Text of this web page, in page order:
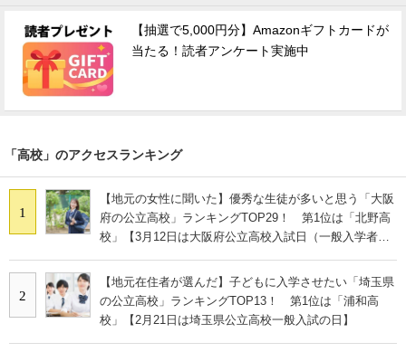
【抽選で5,000円分】Amazonギフトカードが
当たる！読者アンケート実施中
「高校」のアクセスランキング
1
【地元の女性に聞いた】優秀な生徒が多いと思う「大阪
府の公立高校」ランキングTOP29！ 第1位は「北野高
校」【3月12日は大阪府公立高校入試日（一般入学者選
2
【地元在住者が選んだ】子どもに入学させたい「埼玉県
の公立高校」ランキングTOP13！ 第1位は「浦和高
校」【2月21日は埼玉県公立高校一般入試の日】